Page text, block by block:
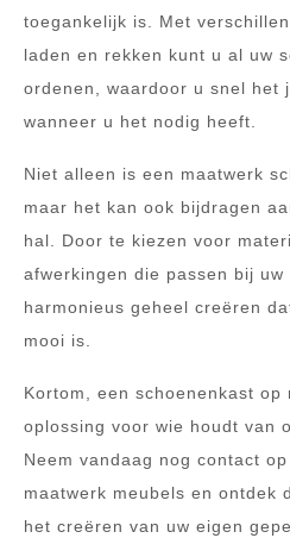
toegankelijk is. Met
laden en rekken kunt u al uw
ordenen, waardoor u snel het
wanneer u het nodig heeft.
Niet alleen is een maatwerk
maar het kan ook bijdragen
hal. Door te kiezen voor
afwerkingen die passen bij
harmonieus geheel creëren
mooi is.
Kortom, een schoenenkast op
oplossing voor wie houdt van
Neem vandaag nog contact
maatwerk meubels en ontdek
het creëren van uw eigen